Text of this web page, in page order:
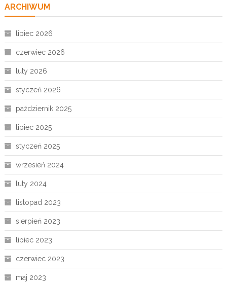
ARCHIWUM
lipiec 2026
czerwiec 2026
luty 2026
styczeń 2026
październik 2025
lipiec 2025
styczeń 2025
wrzesień 2024
luty 2024
listopad 2023
sierpień 2023
lipiec 2023
czerwiec 2023
maj 2023